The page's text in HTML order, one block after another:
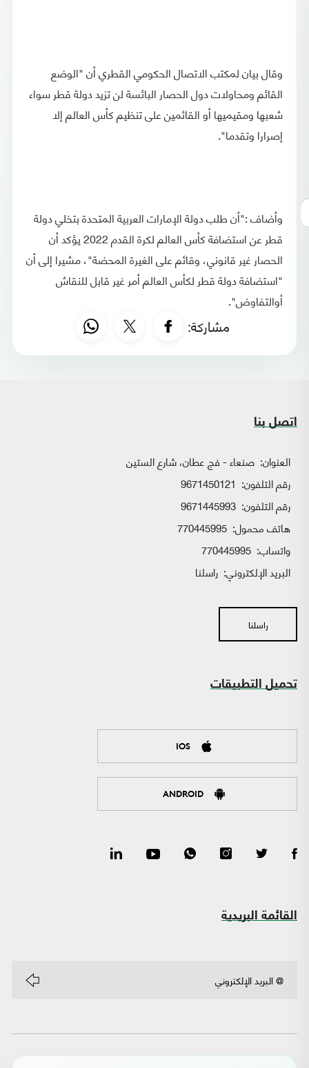
وقال بيان لمكتب الاتصال الحكومي القطري أن "الوضع
القائم ومحاولات دول الحصار البائسة لن تزيد دولة قطر سواء
شعبها ومقيميها أو القائمين على تنظيم كأس العالم إلا
إصرارا وتقدما".
وأضاف :"أن طلب دولة الإمارات العربية المتحدة بتخلي دولة
قطر عن استضافة كأس العالم لكرة القدم 2022 يؤكد أن
الحصار غير قانوني، وقائم على الغيرة المحضة"، مشيرا إلى أن
"استضافة دولة قطر لكأس العالم أمر غير قابل للنقاش
أوالتفاوض".
مشاركة:
اتصل بنا
العنوان: صنعاء - فج عطان، شارع الستين
رقم التلفون: 9671450121
رقم التلفون: 9671445993
هاتف محمول: 770445995
واتساب:
البريد الإلكتروني: راسلنا
راسلنا
تحميل التطبيقات
IOS
ANDROID
القائمة البريدية